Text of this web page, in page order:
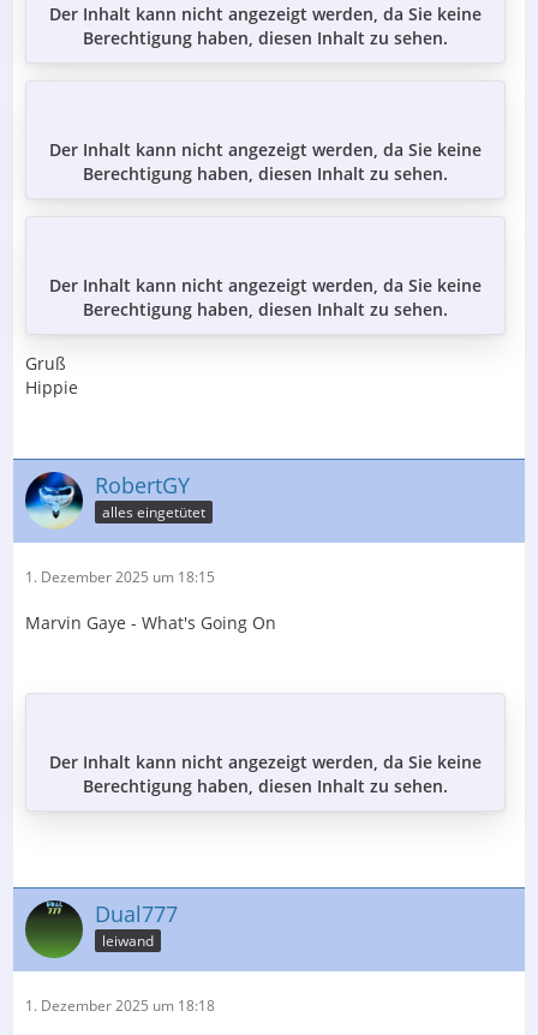
Der Inhalt kann nicht angezeigt werden, da Sie keine
Berechtigung haben, diesen Inhalt zu sehen.
Der Inhalt kann nicht angezeigt werden, da Sie keine
Berechtigung haben, diesen Inhalt zu sehen.
Der Inhalt kann nicht angezeigt werden, da Sie keine
Berechtigung haben, diesen Inhalt zu sehen.
Gruß
Hippie
RobertGY
alles eingetütet
1. Dezember 2025 um 18:15
Marvin Gaye - What's Going On
Der Inhalt kann nicht angezeigt werden, da Sie keine
Berechtigung haben, diesen Inhalt zu sehen.
Dual777
leiwand
1. Dezember 2025 um 18:18